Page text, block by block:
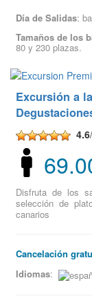
Día de Salidas:
Tamaños de los
80 y 230 plazas.
Excursión a
4.6
Disfruta de los
selección de
canarios
Cancelación
Idiomas: